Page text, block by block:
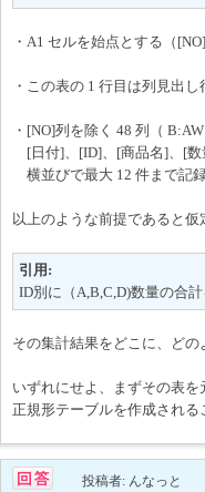
・A1 セルを始点とする（
・この表の 1 行目は列見出
・[NO]列を除く 48 列（
[日付]、[ID]、[商品名]、[数
横並びで最大 12 件まで記
以上のような前提であると仮
引用:
ID別に（A,B,C,D)数量の合計
その集計結果をどこに、ど
いずれにせよ、まずその表を
正規形テーブルを作成される
投稿者: んなっと